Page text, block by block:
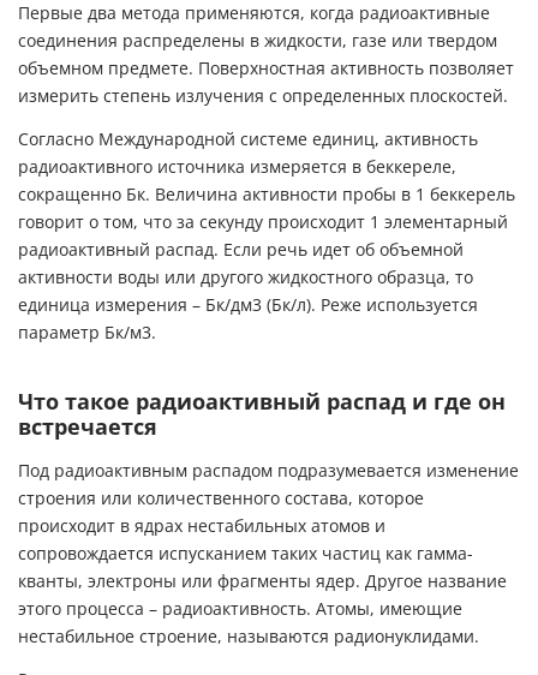
Первые два метода применяются, когда радиоактивные
соединения распределены в жидкости, газе или твердом
объемном предмете. Поверхностная активность позволяет
измерить степень излучения с определенных плоскостей.
Согласно Международной системе единиц, активность
радиоактивного источника измеряется в беккереле,
сокращенно Бк. Величина активности пробы в 1 беккерель
говорит о том, что за секунду происходит 1 элементарный
радиоактивный распад. Если речь идет об объемной
активности воды или другого жидкостного образца, то
единица измерения – Бк/дм3 (Бк/л). Реже используется
параметр Бк/м3.
Что такое радиоактивный распад и где он
встречается
Под радиоактивным распадом подразумевается изменение
строения или количественного состава, которое
происходит в ядрах нестабильных атомов и
сопровождается испусканием таких частиц как гамма-
кванты, электроны или фрагменты ядер. Другое название
этого процесса – радиоактивность. Атомы, имеющие
нестабильное строение, называются радионуклидами.